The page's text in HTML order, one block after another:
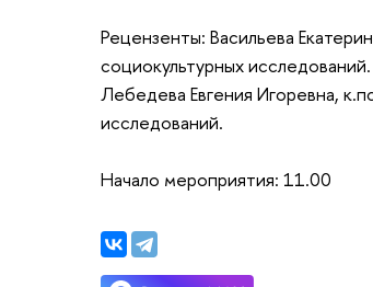
Рецензенты: Васильева
социокультурных исследований.
Лебедева Евгения Игоревна,
исследований.
Начало мероприятия: 11.00